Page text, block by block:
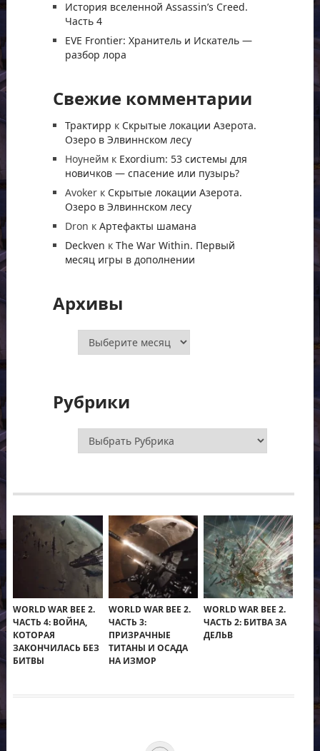
История вселенной Assassin’s Creed.
Часть 4
EVE Frontier: Хранитель и Искатель —
разбор лора
Свежие комментарии
Трактирр к Скрытые локации Азерота.
Озеро в Элвиннском лесу
Ноунеймк Exordium: 53 системы для
новичков — спасение или пузырь?
Avokerк Скрытые локации Азерота.
Озеро в Элвиннском лесу
Dron к Артефакты шамана
Deckven к The War Within. Первый
месяц игры в дополнении
Архивы
Архивы
Рубрики
Рубрики
WORLD WAR BEE 2.
ЧАСТЬ 4: ВОЙНА,
КОТОРАЯ
ЗАКОНЧИЛАСЬ БЕЗ
БИТВЫ
WORLD WAR BEE 2.
ЧАСТЬ 3:
ПРИЗРАЧНЫЕ
ТИТАНЫ И ОСАДА
НА ИЗМОР
WORLD WAR BEE 2.
ЧАСТЬ 2: БИТВА ЗА
ДЕЛЬВ